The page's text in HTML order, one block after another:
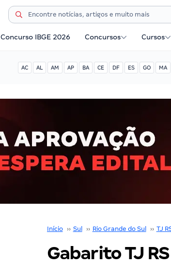
Concurso IBGE 2026 Concursos Cursos
AC AL AM AP BA CE DF ES GO MA
Início ›› Sul ›› Rio Grande do Sul ›› TJ
Gabarito TJ